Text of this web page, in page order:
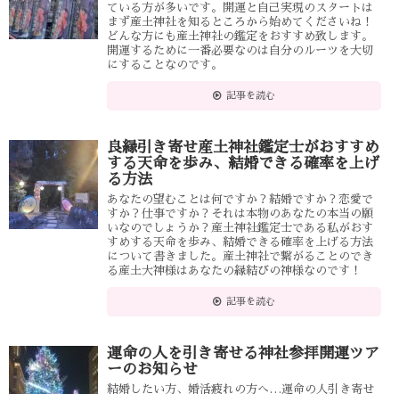
ている方が多いです。開運と自己実現のスタートは
まず産土神社を知るところから始めてくださいね！
どんな方にも産土神社の鑑定をおすすめ致します。
開運するために一番必要なのは自分のルーツを大切
にすることなのです。
記事を読む
良縁引き寄せ産土神社鑑定士がおすすめ
する天命を歩み、結婚できる確率を上げ
る方法
あなたの望むことは何ですか？結婚ですか？恋愛で
すか？仕事ですか？それは本物のあなたの本当の願
いなのでしょうか？産土神社鑑定士である私がおす
すめする天命を歩み、結婚できる確率を上げる方法
について書きました。産土神社で繋がることのでき
る産土大神様はあなたの縁結びの神様なのです！
記事を読む
運命の人を引き寄せる神社参拝開運ツア
ーのお知らせ
結婚したい方、婚活疲れの方へ…運命の人引き寄せ